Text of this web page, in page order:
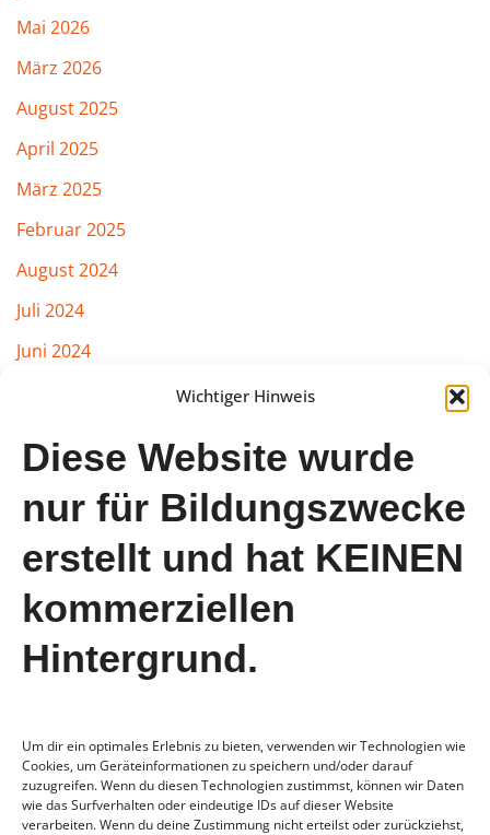
Wichtiger Hinweis
Diese Website wurde
nur für Bildungszwecke
erstellt und hat KEINEN
kommerziellen
Hintergrund.
Um dir ein optimales Erlebnis zu bieten, verwenden wir Technologien wie
Cookies, um Geräteinformationen zu speichern und/oder darauf
zuzugreifen. Wenn du diesen Technologien zustimmst, können wir Daten
wie das Surfverhalten oder eindeutige IDs auf dieser Website
verarbeiten. Wenn du deine Zustimmung nicht erteilst oder zurückziehst,
Mai 2026
März 2026
August 2025
April 2025
März 2025
Februar 2025
August 2024
Juli 2024
Juni 2024
Januar 2024
August 2023
Juli 2023
Juni 2023
April 2023